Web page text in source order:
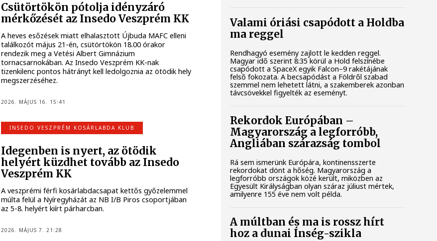
Csütörtökön pótolja idényzáró
mérkőzését az Insedo Veszprém KK
A heves esőzések miatt elhalasztott Újbuda MAFC elleni
találkozót május 21-én, csütörtökön 18.00 órakor
rendezik meg a Vetési Albert Gimnázium
tornacsarnokában. Az Insedo Veszprém KK-nak
tizenkilenc pontos hátrányt kell ledolgoznia az ötödik hely
megszerzéséhez.
2026. MÁJUS 16. 15:41
INSEDO VESZPRÉM KOSÁRLABDA KLUB
Idegenben is nyert, az ötödik
helyért küzdhet tovább az Insedo
Veszprém KK
A veszprémi férfi kosárlabdacsapat kettős győzelemmel
múlta felül a Nyíregyházát az NB I/B Piros csoportjában
az 5-8. helyért kiírt párharcban.
2026. MÁJUS 7. 21:28
Valami óriási csapódott a Holdba
ma reggel
Rendhagyó esemény zajlott le kedden reggel.
Magyar idő szerint 8:35 körül a Hold felszínébe
csapódott a SpaceX egyik Falcon–9 rakétájának
felső fokozata. A becsapódást a Földről szabad
szemmel nem lehetett látni, a szakemberek azonban
távcsövekkel figyelték az eseményt.
Rekordok Európában –
Magyarország a legforróbb,
Angliában szárazság tombol
Rá sem ismerünk Európára, kontinensszerte
rekordokat dönt a hőség. Magyarország a
legforróbb országok közé került, miközben az
Egyesült Királyságban olyan száraz júliust mértek,
amilyenre 155 éve nem volt példa.
A múltban és ma is rossz hírt
hoz a dunai Ínség-szikla